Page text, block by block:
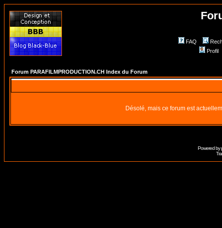
FAQ
Profil
Forum PARAFILMPRODUCTION.CH Index du Forum
Désolé, mais ce forum est
Powered by